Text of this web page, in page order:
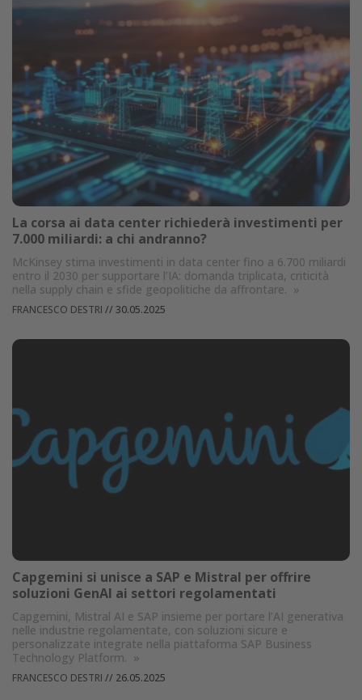
La corsa ai data center richiederà investimenti per
7.000 miliardi: a chi andranno?
McKinsey stima investimenti in data center fino a 6.700 miliardi
entro il 2030 per supportare l’IA: domanda triplicata, criticità
nella supply chain e sfide geopolitiche da affrontare. »
FRANCESCO DESTRI // 30.05.2025
Capgemini si unisce a SAP e Mistral per offrire
soluzioni GenAI ai settori regolamentati
Capgemini, Mistral AI e SAP insieme per portare l’AI generativa
nelle industrie regolamentate, con soluzioni sicure e
personalizzate integrate nella piattaforma SAP Business
Technology Platform. »
FRANCESCO DESTRI // 26.05.2025